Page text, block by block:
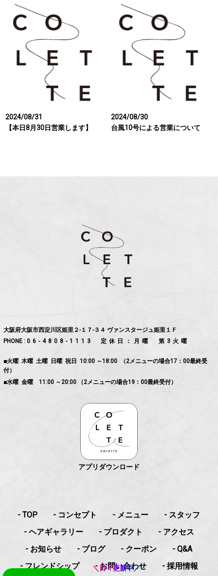
2024/08/31
【本日8月30日営業します】
2024/08/30
台風10号による営業について
大阪府大阪市西淀川区姫里２-１７-３４ ヴァンスタージュ姫里１Ｆ
PHONE : 06-4808-1113 定休日：月曜 第3火曜
■火曜 木曜 土曜 日曜 祝日 10:00 ～18:00 （2メニューの場合17：00最終受
付）
■水曜 金曜 11:00 ～20:00 （2メニューの場合19：00最終受付）
アプリダウンロード
- TOP - コンセプト - メニュー
- スタッフ
- ヘアギャラリー
- プロダクト
- アクセス
- お知らせ
- ブログ - クーポン
- Q&A
- フレンドシップ
- お問い合わせ - 採用情報
＼日々更新中／